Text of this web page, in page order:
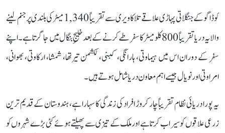
کوڈاگو کے جنگلاتی پہاڑی علاقے تلاکاویری سے تقریباً 1,340 میٹر کی بلندی پر جنم لینے
والا یہ دریا تقریباً 800 کلومیٹر کا سفر طے کرنے کے بعد خلیجِ بنگال میں جا گرتا ہے۔ اپنے
سفر کے دوران اس میں ہیماوتی، ہارانگی، کبنی، لکشمن تیرتھا، شمشا، ارکاوتی، بھوانی،
امراوتی اور نویال جیسے اہم معاون دریا شامل ہوتے ہیں۔
یہ پورا دریائی نظام تقریباً چار کروڑ افراد کی زندگی کا سہارا ہے، ہندوستان کے قدیم ترین
زرعی علاقوں کو سیراب کرتا ہے اور ملک کے تیزی سے پھیلتے ہوئے کئی بڑے شہروں کو